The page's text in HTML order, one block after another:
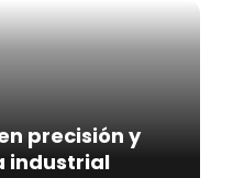
precisión y
industrial